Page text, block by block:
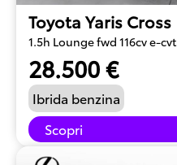
Toyota Yaris Cross
1.5h Lounge fwd 116cv e-cvt
28.500 €
Ibrida benzina
Scopri